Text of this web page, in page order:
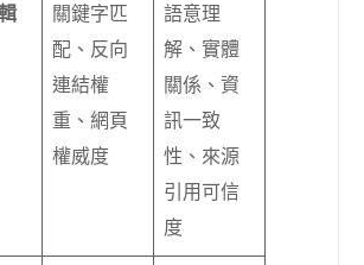
關鍵字匹
配、反向
連結權
重、網頁
權威度
語意理
解、實體
關係、資
訊一致
性、來源
引用可信
度